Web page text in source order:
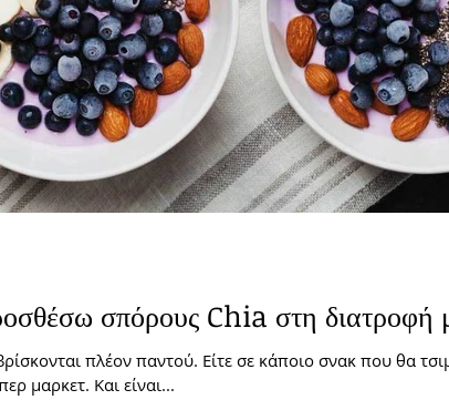
σπόρους Chia στη διατροφή
πλέον παντού. Είτε σε κάποιο σνακ που θα
μαρκετ. Και είναι...